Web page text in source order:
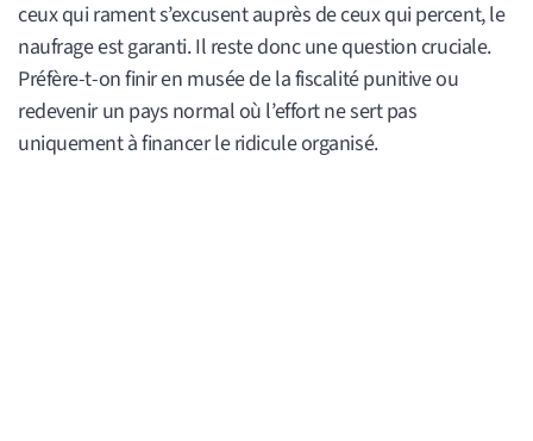
ceux qui rament s’excusent auprès de ceux qui percent, le
naufrage est garanti. Il reste donc une question cruciale.
Préfère-t-on finir en musée de la fiscalité punitive ou
redevenir un pays normal où l’effort ne sert pas
uniquement à financer le ridicule organisé.